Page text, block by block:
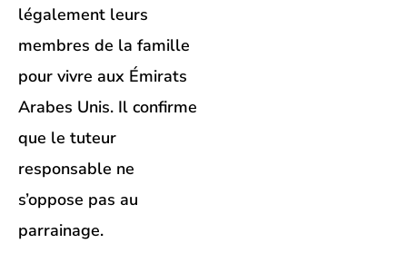
légalement leurs
membres de la famille
pour vivre aux Émirats
Arabes Unis. Il confirme
que le tuteur
responsable ne
s’oppose pas au
parrainage.